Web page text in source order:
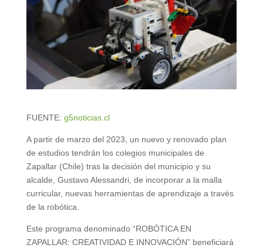
FUENTE: g5noticias.cl
A partir de marzo del 2023, un nuevo y renovado plan
de estudios tendrán los colegios municipales de
Zapallar (Chile) tras la decisión del municipio y su
alcalde, Gustavo Alessandri, de incorporar a la malla
curricular, nuevas herramientas de aprendizaje a través
de la robótica.
Este programa denominado “ROBÓTICA EN
ZAPALLAR: CREATIVIDAD E INNOVACIÓN” beneficiará